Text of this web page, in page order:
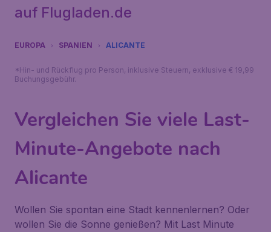
auf Flugladen.de
EUROPA SPANIEN ALICANTE
*Hin- und Rückflug pro Person, inklusive Steuern, exklusive € 19,99
Buchungsgebühr.
Vergleichen Sie viele Last-
Minute-Angebote nach
Alicante
Wollen Sie spontan eine Stadt kennenlernen? Oder
wollen Sie die Sonne genießen? Mit Last Minute